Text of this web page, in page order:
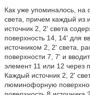
Как уже упоминалось, на
света, причем каждый из
источник 2, 2' света
поверхность 14, 14' для
источником 2, 2' света,
поверхности 7, 7' и
элемент 11 или 12 через
Каждый источник 2, 2'
люминофорную